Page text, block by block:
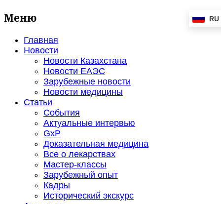
Меню
Главная
Новости
Новости Казахстана
Новости ЕАЭС
Зарубежные новости
Новости медицины
Статьи
События
Актуальные интервью
GxP
Доказательная медицина
Все о лекарствах
Мастер-классы
Зарубежный опыт
Кадры
Исторический экскурс
RU